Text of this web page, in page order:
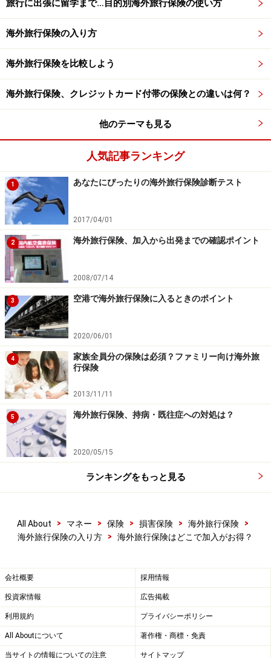
海外旅行保険に加入するのをすっかり忘れて空港で気が
いざというときにはこうしたものを利用すればいいでし
ょうが、出発前は何かと慌しいですし補償の内容をきち
できれば出発当日ではなく事前に加入しておくことをオ
海外旅行保険もネットで契約できるようになっています
ので助かりますね。なお保険証券を忘れないようにしま
しょう。現地で何かあった場合に必要です。
通常郵送されてくるはずですが出発まで日がないときは
控えをオンライン印刷して代用するなどできるはずです
ので忘れずに。
また海外旅行保険に限りませんが、ネットの場合には保
険の内容を自分で勉強して理解しておく必要がありま
す。説明を受けないぶん自分で内容を把握して必要な保
障をつけておきましょう。
■保険代理店
いわゆるプロ代理店といわれるところや旅行会社などが
これにあたります。きちんと説明を受けて何かあったら
相談にのってくれるところが良いという人向けです。
その一方で対面で保険の契約をするのは煩わしいという
■クレジットカード
えてきました。改めて海外旅行保険に加入する必要があ
りませんので便利です。これを利用される人が多いので
はないでしょうか。
但しカードによって補償内容が異なりますので補償が充
分かどうか確認しておく必要があります。同じカード会
旅行に出張に留学まで…目的別海外旅行保険の使い方
海外旅行保険の入り方
海外旅行保険を比較しよう
海外旅行保険、クレジットカード付帯の保険との違いは何？
他のテーマも見る
人気記事ランキング
1 あなたにぴったりの海外旅行保険診断テスト
2017/04/01
2 海外旅行保険、加入から出発までの確認ポイント
2008/07/14
3 空港で海外旅行保険に入るときのポイント
2020/06/01
4
家族全員分の保険は必須？ファミリー向け海外旅
行保険
2013/11/11
5 海外旅行保険、持病・既往症への対処は？
2020/05/15
ランキングをもっと見る
All About > マネー > 保険 > 損害保険 > 海外旅行保険
>
海外旅行保険の入り方
> 海外旅行保険はどこで加入がお得？
会社概要 採用情報
投資家情報 広告掲載
利用規約 プライバシーポリシー
All Aboutについて 著作権・商標・免責
当サイトの情報についての注意 サイトマップ